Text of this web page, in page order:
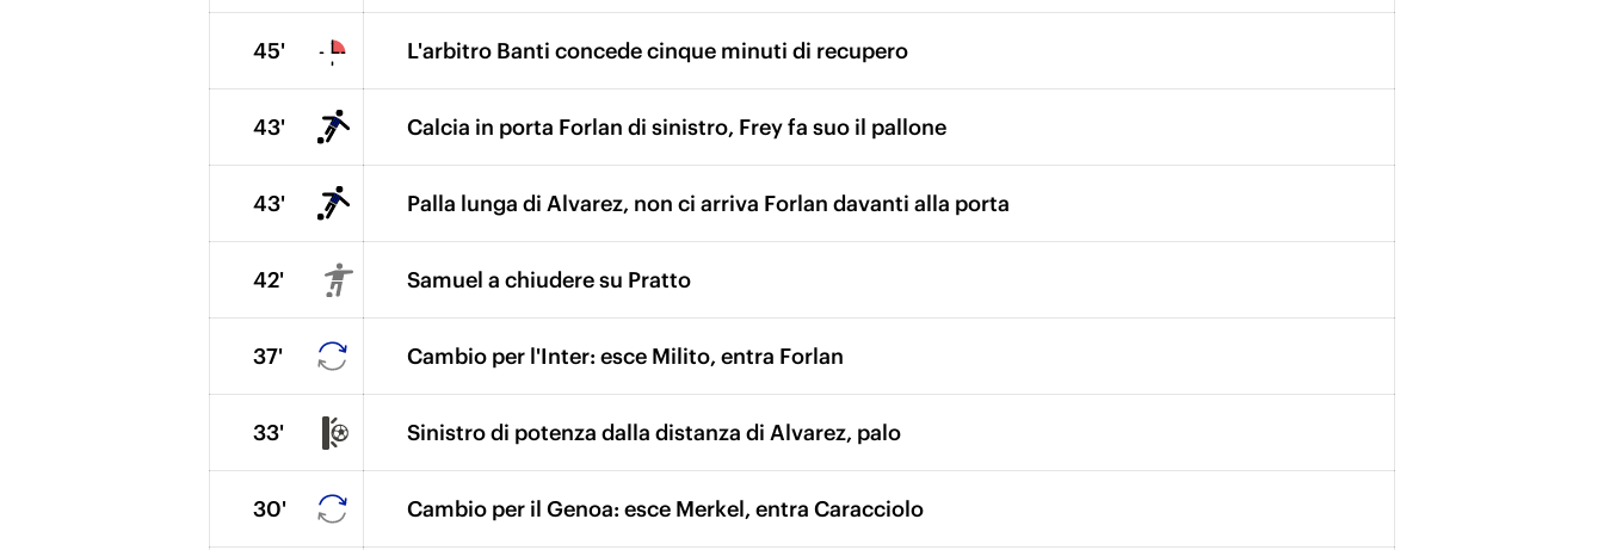
45' L'arbitro Banti concede cinque minuti di recupero
43' Calcia in porta Forlan di sinistro, Frey fa suo il pallone
43' Palla lunga di Alvarez, non ci arriva Forlan davanti alla porta
42' Samuel a chiudere su Pratto
37' Cambio per l'Inter: esce Milito, entra Forlan
33' Sinistro di potenza dalla distanza di Alvarez, palo
30' Cambio per il Genoa: esce Merkel, entra Caracciolo